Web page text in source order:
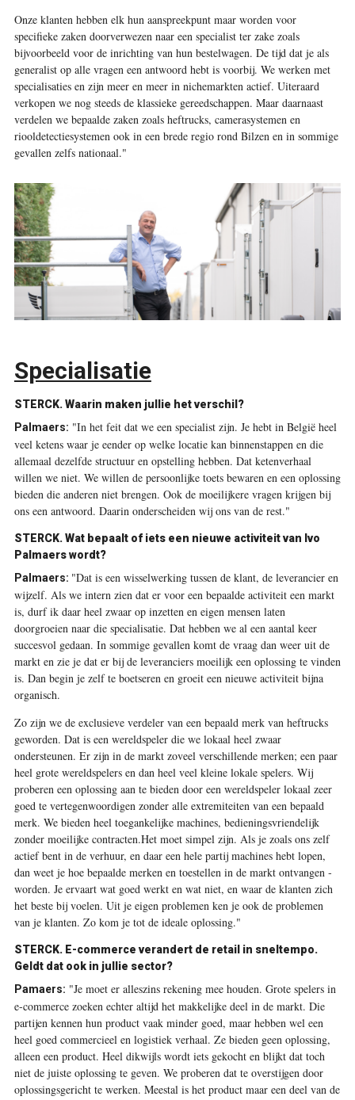
Onze klanten hebben elk hun aanspreekpunt maar worden voor
specifieke zaken doorverwezen naar een specialist ter zake zoals
bijvoorbeeld voor de inrichting van hun bestelwagen. De tijd dat je als
generalist op alle vragen een antwoord hebt is voorbij. We werken met
specialisaties en zijn meer en meer in nichemarkten actief. Uiteraard
verkopen we nog steeds de klassieke gereedschappen. Maar daarnaast
verdelen we bepaalde zaken zoals heftrucks, camerasystemen en
riooldetectiesystemen ook in een brede regio rond Bilzen en in sommige
gevallen zelfs nationaal."
Specialisatie
STERCK. Waarin maken jullie het verschil?
Palmaers: "In het feit dat we een specialist zijn. Je hebt in België heel
veel ketens waar je eender op welke locatie kan binnenstappen en die
allemaal dezelfde structuur en opstelling hebben. Dat ketenverhaal
willen we niet. We willen de persoonlijke toets bewaren en een oplossing
bieden die anderen niet brengen. Ook de moeilijkere vragen krijgen bij
ons een antwoord. Daarin onderscheiden wij ons van de rest."
STERCK. Wat bepaalt of iets een nieuwe activiteit van Ivo
Palmaers wordt?
Palmaers: "Dat is een wisselwerking tussen de klant, de leverancier en
wijzelf. Als we intern zien dat er voor een bepaalde activiteit een markt
is, durf ik daar heel zwaar op inzetten en eigen mensen laten
doorgroeien naar die specialisatie. Dat hebben we al een aantal keer
succesvol gedaan. In sommige gevallen komt de vraag dan weer uit de
markt en zie je dat er bij de leveranciers moeilijk een oplossing te vinden
is. Dan begin je zelf te boetseren en groeit een nieuwe activiteit bijna
organisch.
Zo zijn we de exclusieve verdeler van een bepaald merk van heftrucks
geworden. Dat is een wereldspeler die we lokaal heel zwaar
ondersteunen. Er zijn in de markt zoveel verschillende merken; een paar
heel grote wereldspelers en dan heel veel kleine lokale spelers. Wij
proberen een oplossing aan te bieden door een wereldspeler lokaal zeer
goed te vertegenwoordigen ­zonder alle extremiteiten van een bepaald
merk. We bieden heel toegankelijke machines, bedieningsvriendelijk
zonder moeilijke contracten.Het moet simpel zijn. Als je zoals ons zelf
actief bent in de verhuur, en daar een hele partij machines hebt lopen,
dan weet je hoe bepaalde merken en toestellen in de markt ontvangen ­
worden. Je ervaart wat goed werkt en wat niet, en waar de klanten zich
het beste bij voelen. Uit je eigen problemen ken je ook de problemen
van je klanten. Zo kom je tot de ideale oplossing."
STERCK. E-commerce verandert de retail in sneltempo.
Geldt dat ook in jullie sector?
Pamaers: "Je moet er ­alleszins rekening mee houden. Grote spelers in
e-commerce zoeken echter altijd het makkelijke deel in de markt. Die
partijen kennen hun product vaak minder goed, maar hebben wel een
heel goed commercieel en logistiek verhaal. Ze bieden geen oplossing,
alleen een product. Heel dikwijls wordt iets gekocht en blijkt dat toch
niet de juiste oplossing te geven. We proberen dat te overstijgen door
oplossingsgericht te werken. Meestal is het product maar een deel van de